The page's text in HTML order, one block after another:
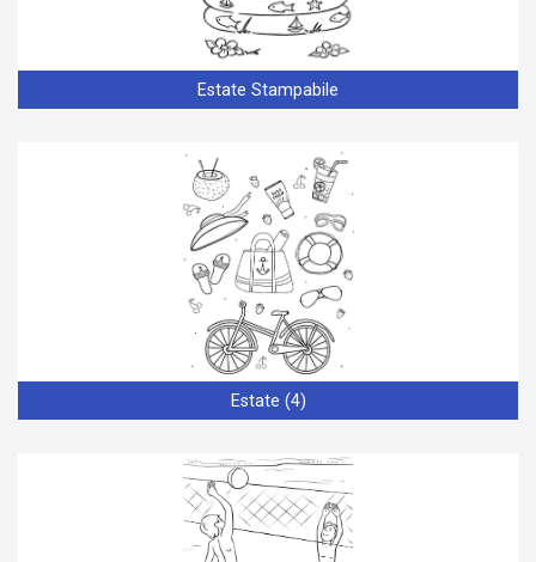
Estate Stampabile
Estate (4)